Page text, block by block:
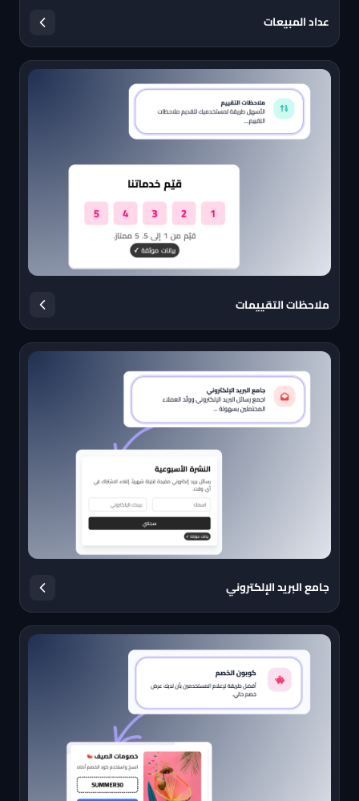
عداد المبيعات
ملاحظات التقييمات
جامع البريد الإلكتروني